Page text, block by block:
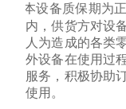
本设备质保期为
内，供货方对设
人为造成的各类
外设备在使用过
服务，积极协助
使用 。